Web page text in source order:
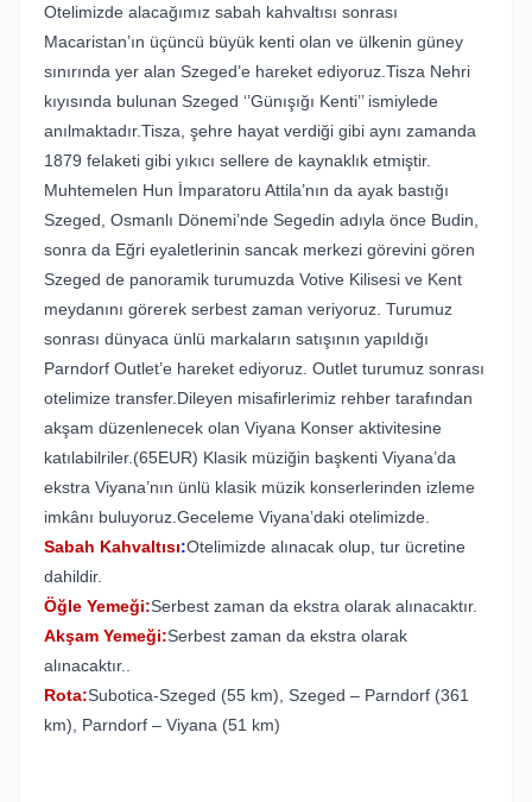
Otelimizde alacağımız sabah kahvaltısı sonrası
Macaristan’ın üçüncü büyük kenti olan ve ülkenin güney
sınırında yer alan Szeged’e hareket ediyoruz.Tisza Nehri
kıyısında bulunan Szeged ‘’Günışığı Kenti’’ ismiylede
anılmaktadır.Tisza, şehre hayat verdiği gibi aynı zamanda
1879 felaketi gibi yıkıcı sellere de kaynaklık etmiştir.
Muhtemelen Hun İmparatoru Attila’nın da ayak bastığı
Szeged, Osmanlı Dönemi’nde Segedin adıyla önce Budin,
sonra da Eğri eyaletlerinin sancak merkezi görevini gören
Szeged de panoramik turumuzda Votive Kilisesi ve Kent
meydanını görerek serbest zaman veriyoruz. Turumuz
sonrası dünyaca ünlü markaların satışının yapıldığı
Parndorf Outlet’e hareket ediyoruz. Outlet turumuz sonrası
otelimize transfer.Dileyen misafirlerimiz rehber tarafından
akşam düzenlenecek olan Viyana Konser aktivitesine
katılabilriler.(65EUR) Klasik müziğin başkenti Viyana’da
ekstra Viyana’nın ünlü klasik müzik konserlerinden izleme
imkânı buluyoruz.Geceleme Viyana’daki otelimizde.
Sabah Kahvaltısı:Otelimizde alınacak olup, tur ücretine
dahildir.
Öğle Yemeği:Serbest zaman da ekstra olarak alınacaktır.
Akşam Yemeği:Serbest zaman da ekstra olarak
alınacaktır..
Rota:Subotica-Szeged (55 km), Szeged – Parndorf (361
km), Parndorf – Viyana (51 km)